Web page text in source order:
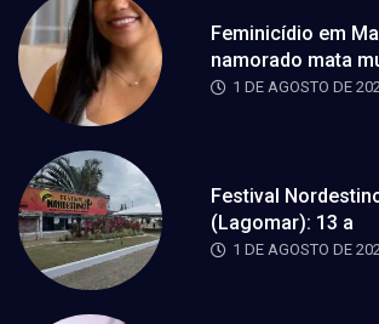
Feminicídio em
namorado mata
1 DE AGOSTO DE
Festival
(Lagomar): 13 a
1 DE AGOSTO DE